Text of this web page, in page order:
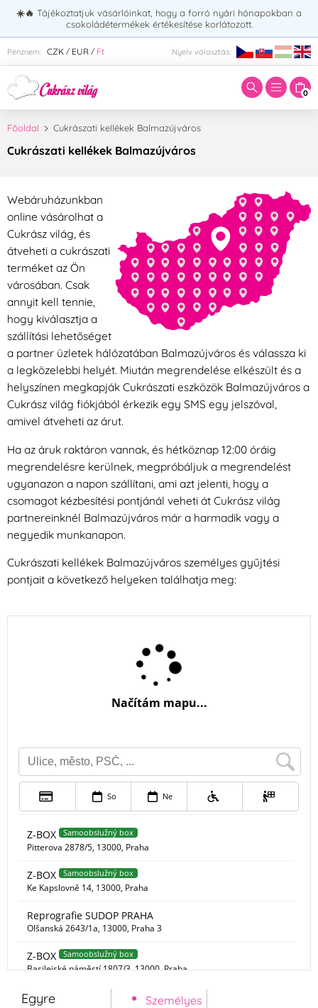
☀️🔥 Tájékoztatjuk vásárlóinkat, hogy a forró nyári hónapokban a
csokoládétermékek értékesítése korlátozott.
Pénznem: CZK / EUR / Ft Nyelv választás:
0
Adja meg a keresett kifejezést:
Főoldal Cukrászati kellékek Balmazújváros
Cukrászati kellékek Balmazújváros
Webáruházunkban
online vásárolhat a
Cukrász világ, és
átveheti a cukrászati
terméket az Ön
városában. Csak
annyit kell tennie,
hogy kiválasztja a
szállítási lehetőséget
a partner üzletek hálózatában Balmazújváros és válassza ki
a legközelebbi helyét. Miután megrendelése elkészült és a
helyszínen megkapják Cukrászati eszközök Balmazújváros a
Cukrász világ fiókjából érkezik egy SMS egy jelszóval,
amivel átveheti az árut.
Ha az áruk raktáron vannak, és hétköznap 12:00 óráig
megrendelésre kerülnek, megpróbáljuk a megrendelést
ugyanazon a napon szállítani, ami azt jelenti, hogy a
csomagot kézbesítési pontjánál veheti át Cukrász világ
partnereinknél Balmazújváros már a harmadik vagy a
negyedik munkanapon.
Cukrászati kellékek Balmazújváros személyes gyűjtési
pontjait a következő helyeken találhatja meg:
Egyre
Személyes